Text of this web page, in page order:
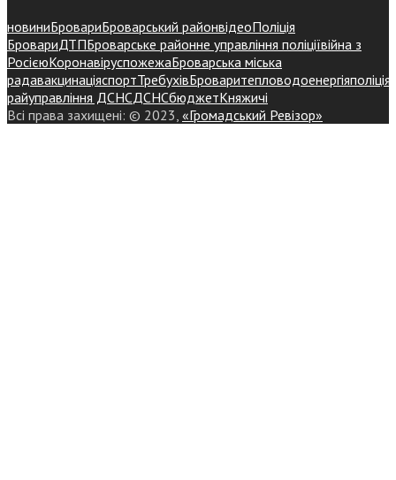
новиниБровариБроварський районвідеоПоліція
БровариДТПБроварське районне управління поліціївійна з
РосієюКоронавіруспожежаБроварська міська
радавакцинаціяспортТребухівБроваритепловодоенергіяполіція
райуправління ДСНСДСНСбюджетКняжичі
Всі права захищені: © 2023, «Громадський Ревізор»